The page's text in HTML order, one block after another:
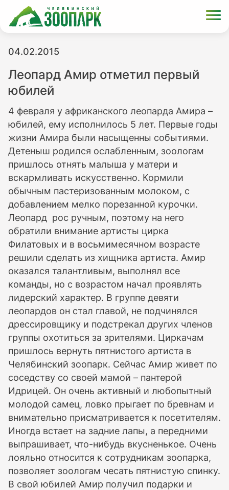
04.02.2015
Леопард Амир отметил первый
юбилей
4 февраля у африканского леопарда Амира –
юбилей, ему исполнилось 5 лет. Первые годы
жизни Амира были насыщенны событиями.
Детеныш родился ослабленным, зоологам
пришлось отнять малыша у матери и
вскармливать искусственно. Кормили
обычным пастеризованным молоком, с
добавлением мелко порезанной курочки.
Леопард рос ручным, поэтому на него
обратили внимание артисты цирка
Филатовых и в восьмимесячном возрасте
решили сделать из хищника артиста. Амир
оказался талантливым, выполнял все
команды, но с возрастом начал проявлять
лидерский характер. В группе девяти
леопардов он стал главой, не подчинялся
дрессировщику и подстрекал других членов
группы охотиться за зрителями. Циркачам
пришлось вернуть пятнистого артиста в
Челябинский зоопарк. Сейчас Амир живет по
соседству со своей мамой – пантерой
Идрицей. Он очень активный и любопытный
молодой самец, ловко прыгает по бревнам и
внимательно присматривается к посетителям.
Иногда встает на задние лапы, а передними
выпрашивает, что-нибудь вкусненькое. Очень
лояльно относится к сотрудникам зоопарка,
позволяет зоологам чесать пятнистую спинку.
В свой юбилей Амир получил подарки и